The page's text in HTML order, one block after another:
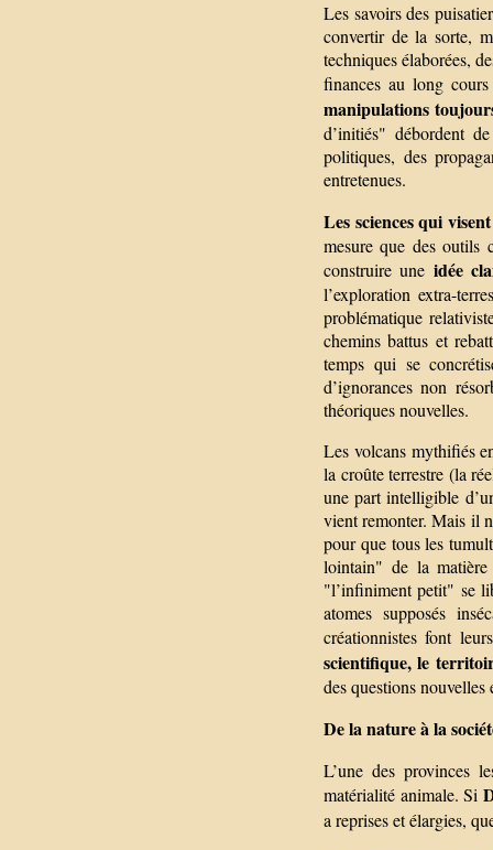
Les savoirs des
convertir de la sorte,
techniques élaborées,
finances au long
manipulations
d’initiés" débordent
politiques, des
entretenues.
Les sciences qui
mesure que des outils
construire une idée
l’exploration extra-
problématique
chemins battus et
temps qui se
d’ignorances non
théoriques nouvelles.
Les volcans mythifiés
la croûte terrestre (la
une part intelligible
vient remonter. Mais il
pour que tous les
lointain" de la matière
"l’infiniment petit" se
atomes supposés
créationnistes font
scientifique, le
des questions nouvelles
De la nature à la
L’une des provinces
matérialité animale. Si
a reprises et élargies,